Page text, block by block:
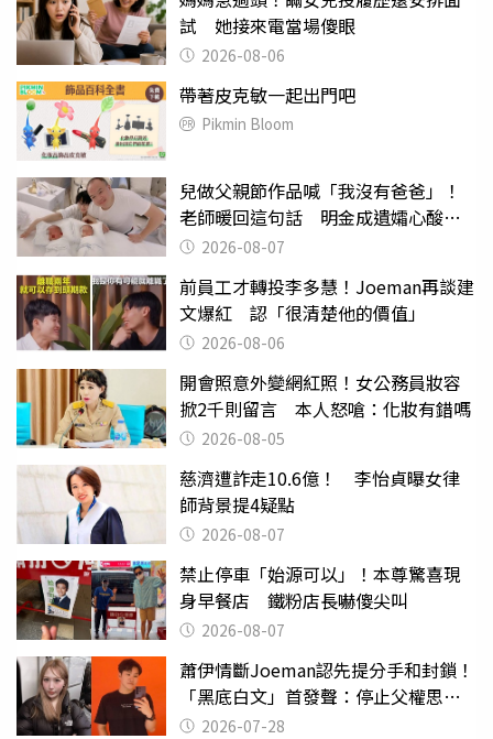
試 她接來電當場傻眼
2026-08-06
帶著皮克敏一起出門吧
Pikmin Bloom
兒做父親節作品喊「我沒有爸爸」！
老師暖回這句話 明金成遺孀心酸惹
淚 2026-08-07
前員工才轉投李多慧！Joeman再談建
文爆紅 認「很清楚他的價值」
2026-08-06
開會照意外變網紅照！女公務員妝容
掀2千則留言 本人怒嗆：化妝有錯嗎
2026-08-05
慈濟遭詐走10.6億！ 李怡貞曝女律
師背景提4疑點
2026-08-07
禁止停車「始源可以」！本尊驚喜現
身早餐店 鐵粉店長嚇傻尖叫
2026-08-07
蕭伊情斷Joeman認先提分手和封鎖！
「黑底白文」首發聲：停止父權思維
物化女性
2026-07-28